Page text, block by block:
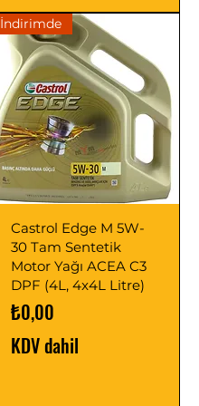
İndirimde
Castrol Edge M 5W-
30 Tam Sentetik
Motor Yağı ACEA C3
DPF (4L, 4x4L Litre)
Fiyat
₺0,00
KDV dahil